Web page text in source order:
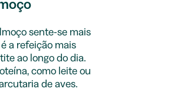
sente-se mais
a refeição mais
ao longo do dia.
como leite ou
de aves.